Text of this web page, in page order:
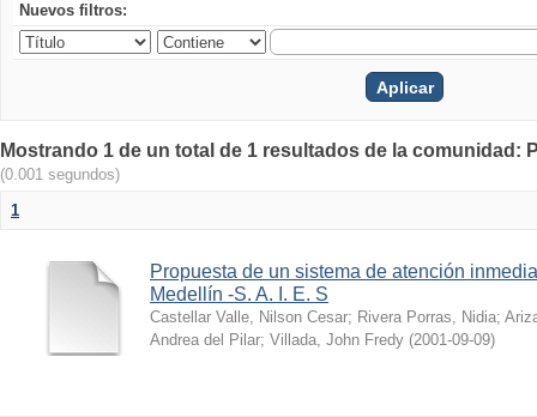
Nuevos filtros:
Mostrando 1 de un total de 1 resultados de la comunidad:
(0.001 segundos)
1
Propuesta de un sistema de atención
Medellín -S. A. I. E. S
Castellar Valle, Nilson Cesar; Rivera Porras, Nidia;
Andrea del Pilar; Villada, John Fredy (2001-09-09)